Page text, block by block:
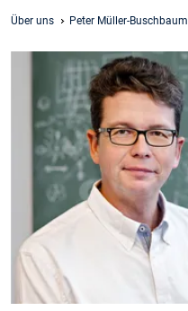
Über uns Peter Müller-Buschbaum